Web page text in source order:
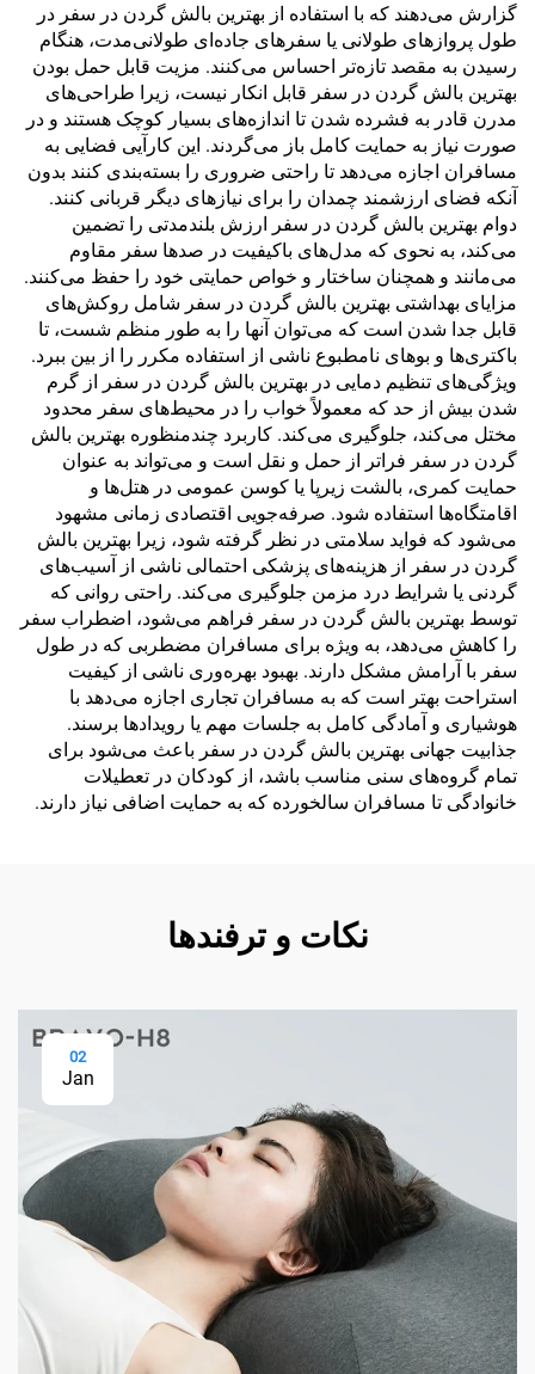
گزارش می‌دهند که با استفاده از بهترین بالش گردن در سفر در
طول پروازهای طولانی یا سفرهای جاده‌ای طولانی‌مدت، هنگام
رسیدن به مقصد تازه‌تر احساس می‌کنند. مزیت قابل حمل بودن
بهترین بالش گردن در سفر قابل انکار نیست، زیرا طراحی‌های
مدرن قادر به فشرده شدن تا اندازه‌های بسیار کوچک هستند و در
صورت نیاز به حمایت کامل باز می‌گردند. این کارآیی فضایی به
مسافران اجازه می‌دهد تا راحتی ضروری را بسته‌بندی کنند بدون
آنکه فضای ارزشمند چمدان را برای نیازهای دیگر قربانی کنند.
دوام بهترین بالش گردن در سفر ارزش بلندمدتی را تضمین
می‌کند، به نحوی که مدل‌های باکیفیت در صدها سفر مقاوم
می‌مانند و همچنان ساختار و خواص حمایتی خود را حفظ می‌کنند.
مزایای بهداشتی بهترین بالش گردن در سفر شامل روکش‌های
قابل جدا شدن است که می‌توان آنها را به طور منظم شست، تا
باکتری‌ها و بوهای نامطبوع ناشی از استفاده مکرر را از بین ببرد.
ویژگی‌های تنظیم دمایی در بهترین بالش گردن در سفر از گرم
شدن بیش از حد که معمولاً خواب را در محیط‌های سفر محدود
مختل می‌کند، جلوگیری می‌کند. کاربرد چندمنظوره بهترین بالش
گردن در سفر فراتر از حمل و نقل است و می‌تواند به عنوان
حمایت کمری، بالشت زیرپا یا کوسن عمومی در هتل‌ها و
اقامتگاه‌ها استفاده شود. صرفه‌جویی اقتصادی زمانی مشهود
می‌شود که فواید سلامتی در نظر گرفته شود، زیرا بهترین بالش
گردن در سفر از هزینه‌های پزشکی احتمالی ناشی از آسیب‌های
گردنی یا شرایط درد مزمن جلوگیری می‌کند. راحتی روانی که
توسط بهترین بالش گردن در سفر فراهم می‌شود، اضطراب سفر
را کاهش می‌دهد، به ویژه برای مسافران مضطربی که در طول
سفر با آرامش مشکل دارند. بهبود بهره‌وری ناشی از کیفیت
استراحت بهتر است که به مسافران تجاری اجازه می‌دهد با
هوشیاری و آمادگی کامل به جلسات مهم یا رویدادها برسند.
جذابیت جهانی بهترین بالش گردن در سفر باعث می‌شود برای
تمام گروه‌های سنی مناسب باشد، از کودکان در تعطیلات
خانوادگی تا مسافران سالخورده که به حمایت اضافی نیاز دارند.
نکات و ترفندها
02
Jan